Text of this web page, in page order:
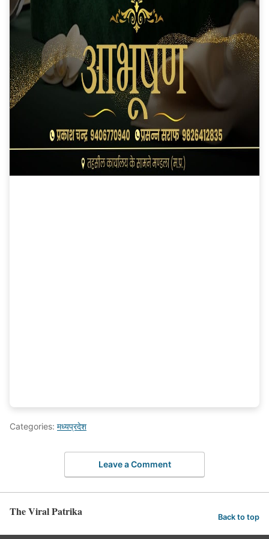
Categories: मध्यप्रदेश
Leave a Comment
The Viral Patrika Back to top